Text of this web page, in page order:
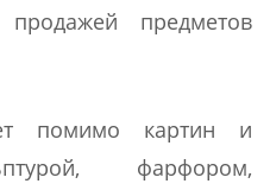
предметов
помимо картин и
фарфором,